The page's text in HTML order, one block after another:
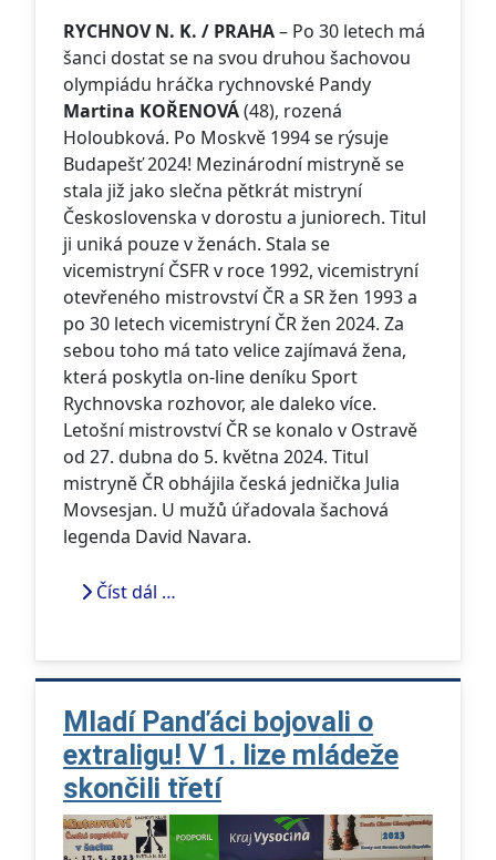
RYCHNOV N. K. / PRAHA– Po 30 letech má
šanci dostat se na svou druhou šachovou
olympiádu hráčka rychnovské Pandy
Martina KOŘENOVÁ(48), rozená
Holoubková. Po Moskvě 1994 se rýsuje
Budapešť 2024! Mezinárodní mistryně se
stala již jako slečna pětkrát mistryní
Československa v dorostu a juniorech. Titul
ji uniká pouze v ženách. Stala se
vicemistryní ČSFR v roce 1992, vicemistryní
otevřeného mistrovství ČR a SR žen 1993 a
po 30 letech vicemistryní ČR žen 2024. Za
sebou toho má tato velice zajímavá žena,
která poskytla on-line deníku Sport
Rychnovska rozhovor, ale daleko více.
Letošní mistrovství ČR se konalo v Ostravě
od 27. dubna do 5. května 2024. Titul
mistryně ČR obhájila česká jednička Julia
Movsesjan. U mužů úřadovala šachová
legenda David Navara.
Číst dál …
Mladí Panďáci bojovali o
extraligu! V 1. lize mládeže
skončili třetí